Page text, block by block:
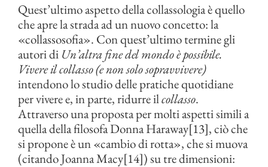
Quest’ultimo aspetto della collassologia è quello
che apre la strada ad un nuovo concetto: la
«collassosofia». Con quest’ultimo termine gli
autori di Un’altra fine del mondo è possibile.
Vivere il collasso (e non solo sopravvivere)
intendono lo studio delle pratiche quotidiane
per vivere e, in parte, ridurre ilcollasso.
Attraverso una proposta per molti aspetti simili a
quella della filosofa Donna Haraway[13], ciò che
si propone è un «cambio di rotta», che si muova
(citando Joanna Macy[14]) su tre dimensioni: